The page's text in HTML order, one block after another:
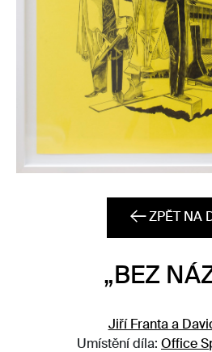
ZPĚT NA
„BEZ
Jiří Franta a
Umístění díla: Office